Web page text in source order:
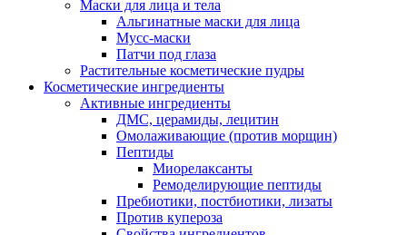
Маски для лица и тела
Альгинатные маски для лица
Мусс-маски
Патчи под глаза
Растительные косметические пудры
Косметические ингредиенты
Активные ингредиенты
ДМС, церамиды, лецитин
Омолаживающие (против морщин)
Пептиды
Миорелаксанты
Ремоделирующие пептиды
Пребиотики, постбиотики, лизаты
Против купероза